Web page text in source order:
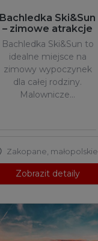
Bachledka Ski&Sun
– zimowe atrakcje
Bachledka Ski&Sun to
idealne miejsce na
zimowy wypoczynek
dla całej rodziny.
Malownicze…
Zakopane, małopolskie
Zobrazit detaily